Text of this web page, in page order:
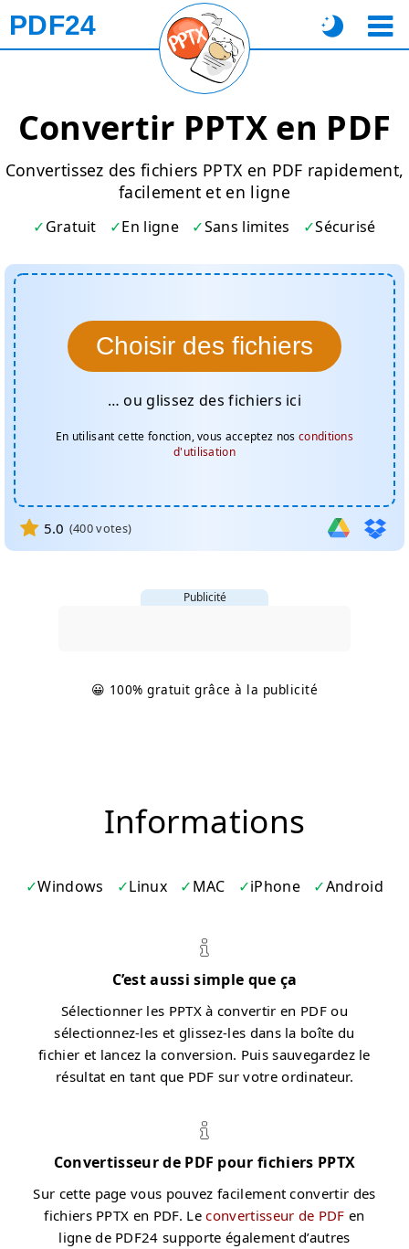
PDF24
Convertir PPTX en PDF
Convertissez des fichiers PPTX en PDF rapidement,
facilement et en ligne
Gratuit En ligne Sans limites Sécurisé
Choisir des fichiers
… ou glissez des fichiers ici
En utilisant cette fonction, vous acceptez nos conditions
d'utilisation
5.0 (400votes)
Publicité
😀 100% gratuit grâce à la publicité
Informations
Windows Linux MAC iPhone Android
C’est aussi simple que ça
Sélectionner les PPTX à convertir en PDF ou
sélectionnez-les et glissez-les dans la boîte du
fichier et lancez la conversion. Puis sauvegardez le
résultat en tant que PDF sur votre ordinateur.
Convertisseur de PDF pour fichiers PPTX
Sur cette page vous pouvez facilement convertir des
fichiers PPTX en PDF. Leconvertisseur de PDF en
ligne de PDF24 supporte également d’autres